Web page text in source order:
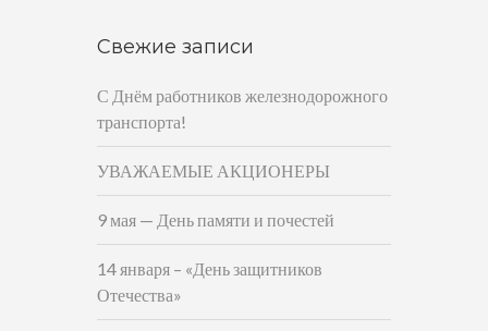
Свежие записи
С Днём работников железнодорожного
транспорта!
УВАЖАЕМЫЕ АКЦИОНЕРЫ
9 мая — День памяти и почестей
14 января – «День защитников
Отечества»